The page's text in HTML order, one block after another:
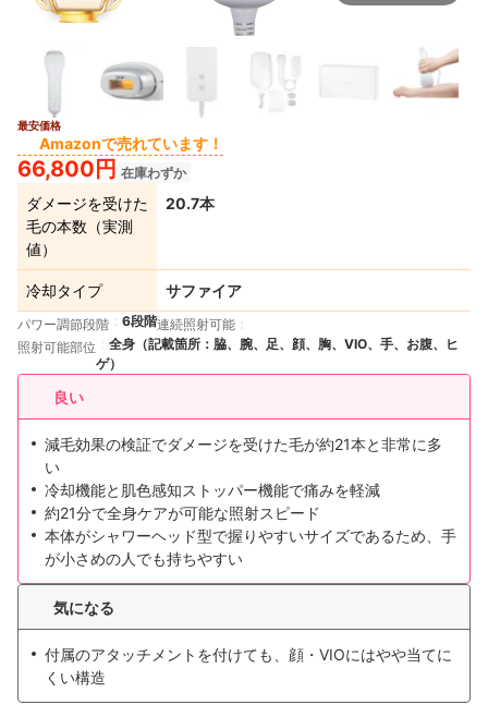
最安価格
Amazonで売れています！
66,800円 在庫わずか
ダメージを受けた
毛の本数（実測
値）
20.7本
冷却タイプ サファイア
パワー調節段階 6段階連続照射可能
照射可能部位
全身（記載箇所：脇、腕、足、顔、胸、VIO、手、お腹、ヒ
ゲ）
良い
減毛効果の検証でダメージを受けた毛が約21本と非常に多
い
冷却機能と肌色感知ストッパー機能で痛みを軽減
約21分で全身ケアが可能な照射スピード
本体がシャワーヘッド型で握りやすいサイズであるため、手
が小さめの人でも持ちやすい
気になる
付属のアタッチメントを付けても、顔・VIOにはやや当てに
くい構造